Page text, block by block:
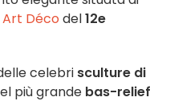
Déco del12e
celebri sculture di
più grande bas-relief